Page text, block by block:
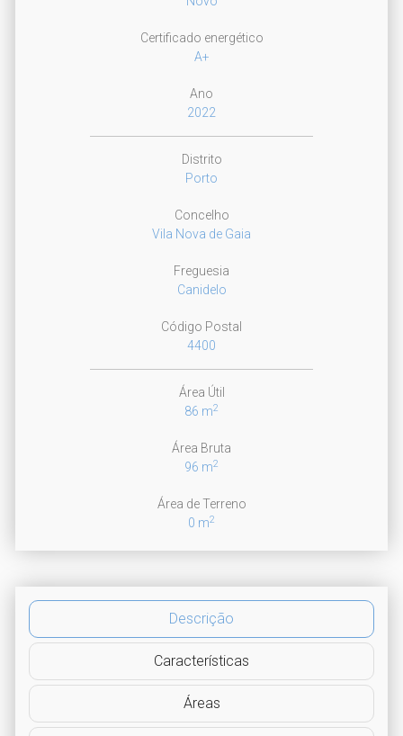
Certificado energético
A+
Ano
2022
Distrito
Porto
Concelho
Vila Nova de Gaia
Freguesia
Canidelo
Código Postal
4400
Área Útil
86 m2
Área Bruta
96 m2
Área de Terreno
0 m2
Descrição
Características
Áreas